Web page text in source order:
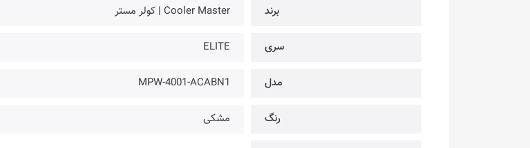
برند Cooler Master | کولر مستر
سری ELITE
مدل MPW-4001-ACABN1
رنگ مشکی